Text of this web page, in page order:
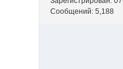
Сообщений: 5,188